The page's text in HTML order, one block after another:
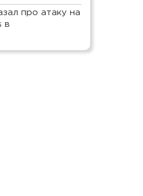
про атаку на
в